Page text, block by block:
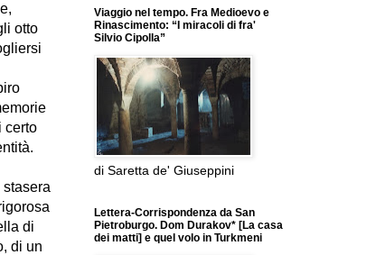
otto
certo
di
di un
Viaggio nel tempo. Fra Medioevo e
Rinascimento: “I miracoli di fra'
Silvio Cipolla”
di Saretta de' Giuseppini
Lettera-Corrispondenza da San
Pietroburgo. Dom Durakov* [La casa
dei matti] e quel volo in Turkmeni